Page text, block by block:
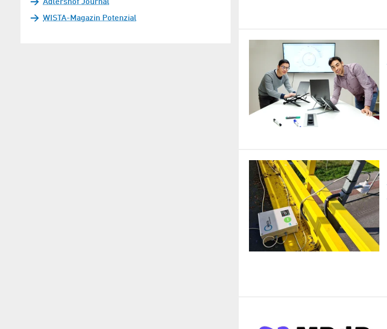
Adlershof Journal
WISTA-Magazin Potenzial